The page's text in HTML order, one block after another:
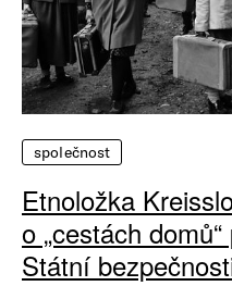
společnost
Etnoložka
o „cestách
Státní